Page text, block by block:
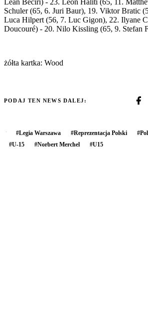
Schuler (65, 6. Juri Baur), 19. Viktor Bratic
Luca Hilpert (56, 7. Luc Gigon), 22. Ilyane
Doucouré) - 20. Nilo Kissling (65, 9. Stefan
żółta kartka: Wood
PODAJ TEN NEWS DALEJ:
#Legia Warszawa #Reprezentacja Polski #
#U-15 #Norbert Merchel #U15